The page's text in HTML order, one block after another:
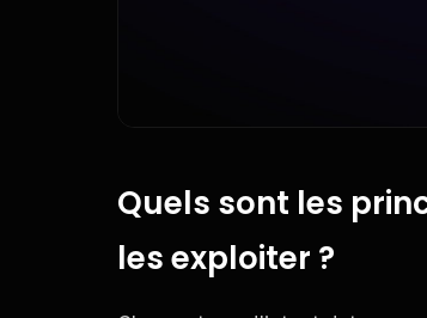
Quels sont les
les exploiter ?